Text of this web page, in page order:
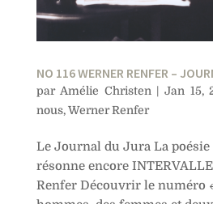
NO 116 WERNER RENFER –
parAmélie Christen| Jan 15,
nous,Werner Renfer
Le Journal du Jura La poésie
résonne encore
Renfer Découvrir le numéro